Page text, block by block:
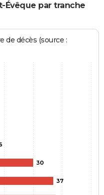
Évêque par tranche
de décès (source :
30
37